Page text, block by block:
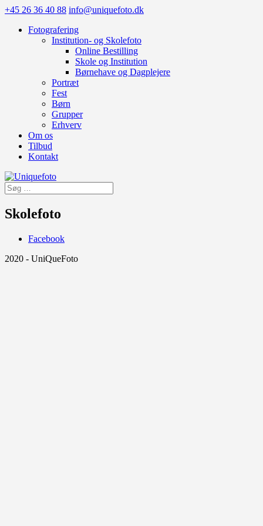
+45 26 36 40 88 info@uniquefoto.dk
Fotografering
Institution- og Skolefoto
Online Bestilling
Skole og Institution
Børnehave og Dagplejere
Portræt
Fest
Børn
Grupper
Erhverv
Om os
Tilbud
Kontakt
Skolefoto
Facebook
2020 - UniQueFoto